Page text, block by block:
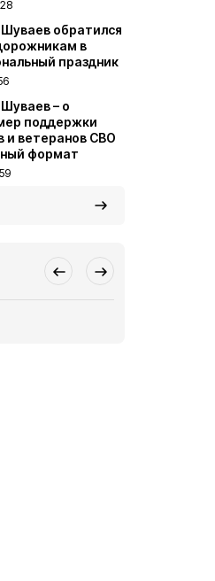
обратился
в
праздник
– о
поддержки
и ветеранов СВО
формат